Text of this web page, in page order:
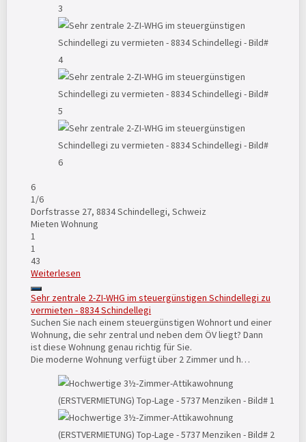
6
1 /6
Dorfstrasse 27, 8834 Schindellegi, Schweiz
Mieten Wohnung
1
1
43
Weiterlesen
Sehr zentrale 2-ZI-WHG im steuergünstigen Schindellegi zu
vermieten - 8834 Schindellegi
Suchen Sie nach einem steuergünstigen Wohnort und einer
Wohnung, die sehr zentral und neben dem ÖV liegt? Dann
ist diese Wohnung genau richtig für Sie.
Die moderne Wohnung verfügt über 2 Zimmer und h…